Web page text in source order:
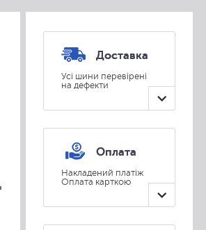
Доставка
Усі шини перевірені
на дефекти
Оплата
Накладений платіж
Оплата карткою